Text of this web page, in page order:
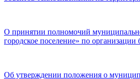
О принятии полномочий
городское поселение» по
Об утверждении положения о